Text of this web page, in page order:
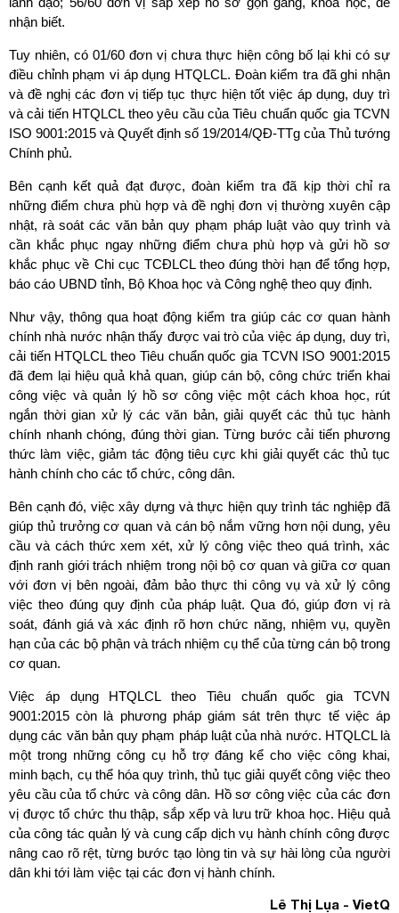
nhận biết.
Tuy nhiên, có 01/60 đơn vị chưa thực hiện công bố lại khi có sự
điều chỉnh phạm vi áp dụng HTQLCL. Đoàn kiểm tra đã ghi nhận
và đề nghị các đơn vị tiếp tục thực hiện tốt việc áp dụng, duy trì
và cải tiến HTQLCL theo yêu cầu của Tiêu chuẩn quốc gia TCVN
ISO 9001:2015 và Quyết định số 19/2014/QĐ-TTg của Thủ tướng
Chính phủ.
Bên cạnh kết quả đạt được, đoàn kiểm tra đã kịp thời chỉ ra
những điểm chưa phù hợp và đề nghị đơn vị thường xuyên cập
nhật, rà soát các văn bản quy phạm pháp luật vào quy trình và
cần khắc phục ngay những điểm chưa phù hợp và gửi hồ sơ
khắc phục về Chi cục TCĐLCL theo đúng thời hạn để tổng hợp,
báo cáo UBND tỉnh, Bộ Khoa học và Công nghệ theo quy định.
Như vậy, thông qua hoạt động kiểm tra giúp các cơ quan hành
chính nhà nước nhận thấy được vai trò của việc áp dụng, duy trì,
cải tiến HTQLCL theo Tiêu chuẩn quốc gia TCVN ISO 9001:2015
đã đem lại hiệu quả khả quan, giúp cán bộ, công chức triển khai
công việc và quản lý hồ sơ công việc một cách khoa học, rút
ngắn thời gian xử lý các văn bản, giải quyết các thủ tục hành
chính nhanh chóng, đúng thời gian. Từng bước cải tiến phương
thức làm việc, giảm tác động tiêu cực khi giải quyết các thủ tục
hành chính cho các tổ chức, công dân.
Bên cạnh đó, việc xây dựng và thực hiện quy trình tác nghiệp đã
giúp thủ trưởng cơ quan và cán bộ nắm vững hơn nội dung, yêu
cầu và cách thức xem xét, xử lý công việc theo quá trình, xác
định ranh giới trách nhiệm trong nội bộ cơ quan và giữa cơ quan
với đơn vị bên ngoài, đảm bảo thực thi công vụ và xử lý công
việc theo đúng quy định của pháp luật. Qua đó, giúp đơn vị rà
soát, đánh giá và xác định rõ hơn chức năng, nhiệm vụ, quyền
hạn của các bộ phận và trách nhiệm cụ thể của từng cán bộ trong
cơ quan.
Việc áp dụng HTQLCL theo Tiêu chuẩn quốc gia TCVN
9001:2015 còn là phương pháp giám sát trên thực tế việc áp
dụng các văn bản quy phạm pháp luật của nhà nước. HTQLCL là
một trong những công cụ hỗ trợ đáng kể cho việc công khai,
minh bạch, cụ thể hóa quy trình, thủ tục giải quyết công việc theo
yêu cầu của tổ chức và công dân. Hồ sơ công việc của các đơn
vị được tổ chức thu thập, sắp xếp và lưu trữ khoa học. Hiệu quả
của công tác quản lý và cung cấp dịch vụ hành chính công được
nâng cao rõ rệt, từng bước tạo lòng tin và sự hài lòng của người
dân khi tới làm việc tại các đơn vị hành chính.
Lê Thị Lụa - VietQ
Gửi yêu cầu